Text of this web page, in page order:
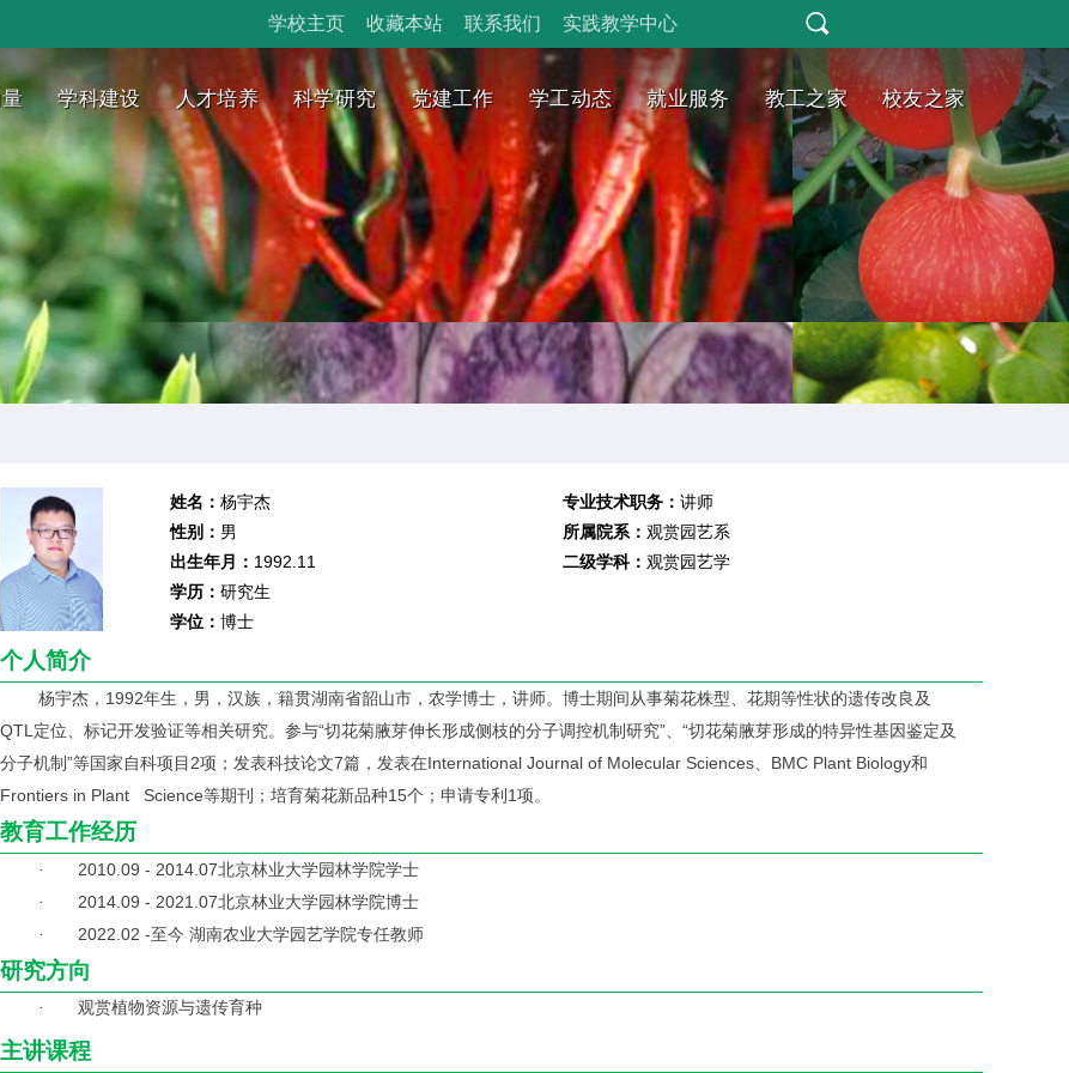
学校主页 收藏本站 联系我们 实践教学中心
学科建设 人才培养 科学研究 党建工作 学工动态 就业服务 教工之家 校友之家
姓名： 杨宇杰
性别： 男
出生年月： 1992.11
学历： 研究生
学位： 博士
专业技术职务： 讲师
所属院系： 观赏园艺系
二级学科： 观赏园艺学
个人简介
杨宇杰，1992年生，男，汉族，籍贯湖南省韶山市，农学博士，讲师。博士期间从事菊花株型、花期等性状的遗传改良及
QTL定位、标记开发验证等相关研究。参与“切花菊腋芽伸长形成侧枝的分子调控机制研究”、“切花菊腋芽形成的特异性基因鉴定及
分子机制”等国家自科项目2项；发表科技论文7篇，发表在International Journal of Molecular Sciences、BMC Plant Biology和
Frontiers in Plant Science等期刊；培育菊花新品种15个；申请专利1项。
教育工作经历
· 2010.09 - 2014.07北京林业大学园林学院学士
· 2014.09 - 2021.07北京林业大学园林学院博士
· 2022.02 -至今 湖南农业大学园艺学院专任教师
研究方向
· 观赏植物资源与遗传育种
主讲课程